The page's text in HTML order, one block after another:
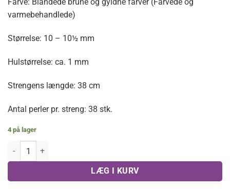
Farve: Blandede brune og gyldne farver (Farvede og
varmebehandlede)
Størrelse: 10 – 10½ mm
Hulstørrelse: ca. 1 mm
Strengens længde: 38 cm
Antal perler pr. streng: 38 stk.
4 på lager
Gyldne ildagater 10 mm antal
LÆG I KURV